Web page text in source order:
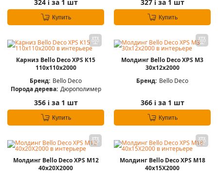
324 iза 1 шт
Купить
327 iза 1 шт
Купить
Карниз Bello Deco XPS К15
110х110х2000
Бренд: Bello Deco
Порода дерева: Дюрополимер
356 iза 1 шт
Купить
Молдинг Bello Deco XPS М3
30х12х2000
Бренд: Bello Deco
366 iза 1 шт
Купить
Молдинг Bello Deco XPS М12
40х20Х2000
Молдинг Bello Deco XPS М18
40х15Х2000